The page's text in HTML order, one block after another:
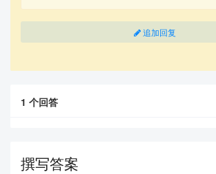
追加回复
1 个回答
撰写答案